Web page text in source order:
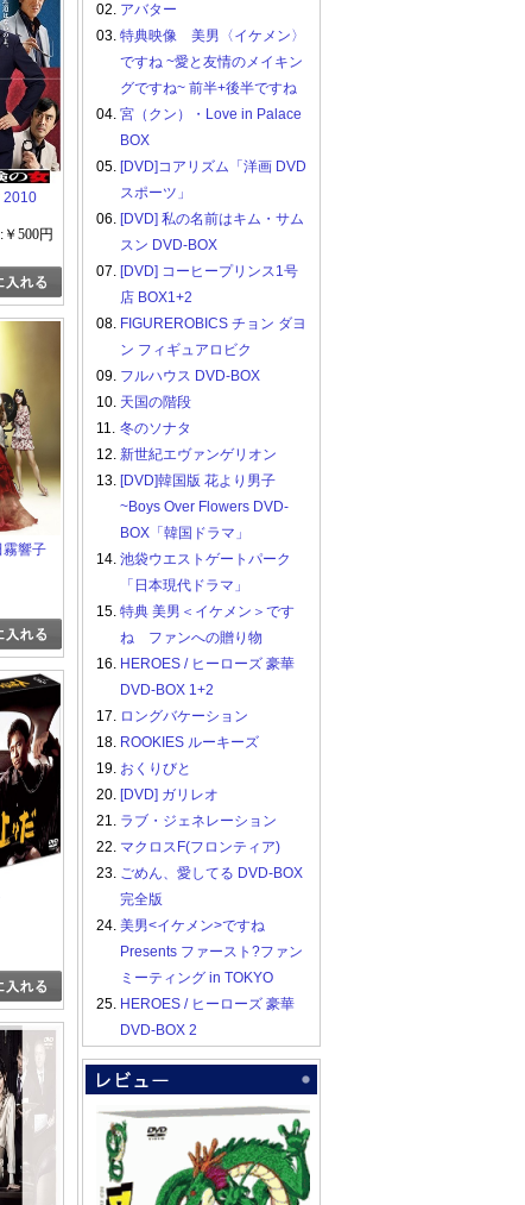
2010
500円
霧響子
02. アバター
03. 特典映像 美男〈イケメン〉
ですね ~愛と友情のメイキン
グですね~ 前半+後半ですね
04. 宮（クン）・Love in Palace
BOX
05. [DVD]コアリズム「洋画 DVD
スポーツ」
06. [DVD] 私の名前はキム・サム
スン DVD-BOX
07. [DVD] コーヒープリンス1号
店 BOX1+2
08. FIGUREROBICS チョン ダヨ
ン フィギュアロビク
09. フルハウス DVD-BOX
10. 天国の階段
11. 冬のソナタ
12. 新世紀エヴァンゲリオン
13. [DVD]韓国版 花より男子
~Boys Over Flowers DVD-
BOX「韓国ドラマ」
14. 池袋ウエストゲートパーク
「日本現代ドラマ」
15. 特典 美男＜イケメン＞です
ね ファンへの贈り物
16. HEROES / ヒーローズ 豪華
DVD-BOX 1+2
17. ロングバケーション
18. ROOKIES ルーキーズ
19. おくりびと
20. [DVD] ガリレオ
21. ラブ・ジェネレーション
22. マクロスF(フロンティア)
23. ごめん、愛してる DVD-BOX
完全版
24. 美男<イケメン>ですね
Presents ファースト?ファン
ミーティング in TOKYO
25. HEROES / ヒーローズ 豪華
DVD-BOX 2